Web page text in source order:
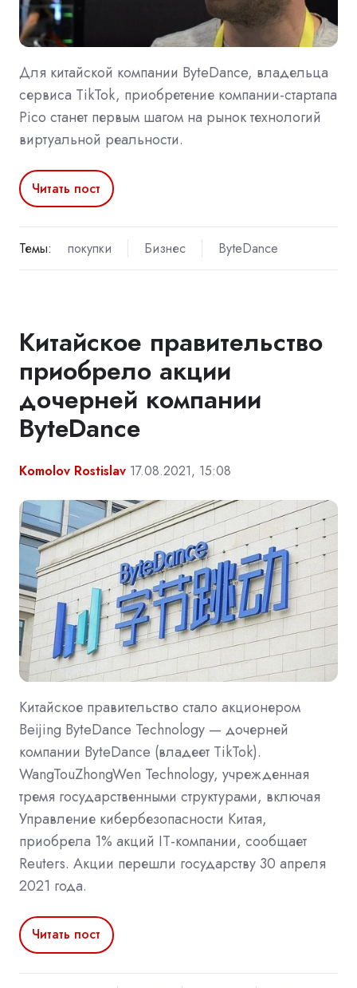
Для китайской компании ByteDance, владельца
сервиса TikTok, приобретение компании-стартапа
Pico станет первым шагом на рынок технологий
виртуальной реальности.
Читать пост
Темы: покупки Бизнес ByteDance
Китайское правительство
приобрело акции
дочерней компании
ByteDance
Komolov Rostislav 17.08.2021, 15:08
Китайское правительство стало акционером
Beijing ByteDance Technology — дочерней
компании ByteDance (владеет TikTok).
WangTouZhongWen Technology, учрежденная
тремя государственными структурами, включая
Управление кибербезопасности Китая,
приобрела 1% акций IT-компании, сообщает
Reuters. Акции перешли государству 30 апреля
2021 года.
Читать пост